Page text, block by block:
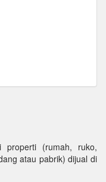
(rumah, ruko,
atau pabrik) dijual di